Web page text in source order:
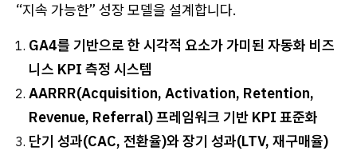
“지속 가능한” 성장 모델을 설계합니다.
GA4를 기반으로 한 시각적 요소가 가미된 자동화 비즈
니스 KPI 측정 시스템
AARRR(Acquisition, Activation, Retention,
Revenue, Referral) 프레임워크 기반 KPI 표준화
단기 성과(CAC, 전환율)와 장기 성과(LTV, 재구매율)